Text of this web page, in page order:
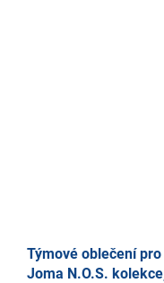
Týmové oblečení
Joma N.O.S.